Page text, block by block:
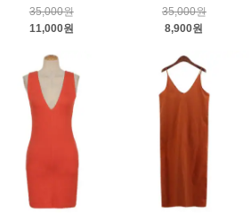
35,000원
11,000원
35,000원
8,900원